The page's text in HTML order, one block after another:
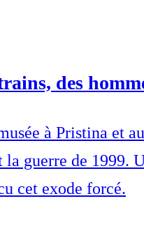
des
à Pristina et
la guerre de 1999.
cet exode forcé.